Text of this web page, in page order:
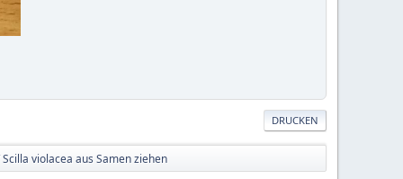
DRUCKEN
violacea aus Samen ziehen